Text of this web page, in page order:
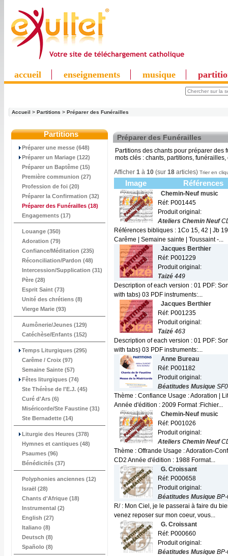
accueil enseignements musique
Accueil > Partitions > Préparer des Funérailles
Partitions
Préparer une messe (648)
Préparer un Mariage (122)
Préparer un Baptême (15)
Première communion (27)
Profession de foi (20)
Préparer la Confirmation (32)
Préparer des Funérailles (18)
Engagements (17)
Louange (350)
Adoration (79)
Confiance/Méditation (235)
Réconciliation/Pardon (48)
Intercession/Supplication (31)
Père (28)
Esprit Saint (73)
Unité des chrétiens (8)
Vierge Marie (93)
Aumônerie/Jeunes (129)
Catéchèse/Enfants (152)
Temps Liturgiques (295)
Carême / Croix (97)
Semaine Sainte (57)
Fêtes liturgiques (74)
Ste Thérèse de l'E.J. (45)
Curé d'Ars (6)
Miséricorde/Ste Faustine (31)
Ste Bernadette (14)
Liturgie des Heures (378)
Hymnes et cantiques (48)
Psaumes (96)
Bénédicités (37)
Polyphonies anciennes (12)
Israël (28)
Chants d'Afrique (18)
Instrumental (2)
English (27)
Italiano (8)
Deutsch (8)
Spañolo (8)
Préparer des Funérailles
Partitions des chants pour préparer des
mots clés : chants, partitions,
Afficher 1 à 10 (sur 18 articles) Trier en
Image Références
Chemin-Neuf music
Réf: P001445
Produit original:
Ateliers Chemin Neuf
Références bibliques : 1Co 15, 42 | Jb
Carême | Semaine sainte | Toussaint -...
Jacques Berthier
Réf: P001229
Produit original:
Taizé 449
Description of each version : 01 PDF:
with tabs) 03 PDF instruments:...
Jacques Berthier
Réf: P001235
Produit original:
Taizé 463
Description of each version : 01 PDF:
with tabs) 03 PDF instruments:...
Anne Bureau
Réf: P001182
Produit original:
Béatitudes Musique
Thème : Confiance Usage : Adoration |
Année d'édition : 2009 Format :Fichier...
Chemin-Neuf music
Réf: P001026
Produit original:
Ateliers Chemin Neuf
Thème : Offrande Usage : Adoration-
CD2 Année d'édition : 1988 Format...
G. Croissant
Réf: P000658
Produit original:
Béatitudes Musique
R/ : Mon Ciel, je le passerai à faire du
venez reposer sur mon coeur, vous...
G. Croissant
Réf: P000660
Produit original:
Béatitudes Musique